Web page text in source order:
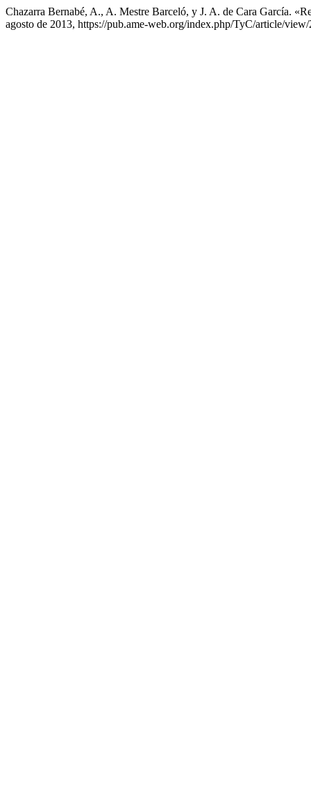
Chazarra Bernabé, A., A. Mestre Barceló, y J. A. de Cara García.
agosto de 2013, https://pub.ame-web.org/index.php/TyC/article/